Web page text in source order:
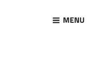
MENU